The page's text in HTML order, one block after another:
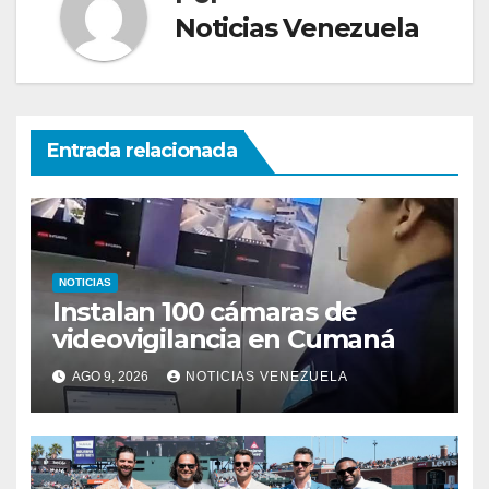
Noticias Venezuela
Entrada relacionada
NOTICIAS
Instalan 100 cámaras de
videovigilancia en Cumaná
AGO 9, 2026 NOTICIAS VENEZUELA